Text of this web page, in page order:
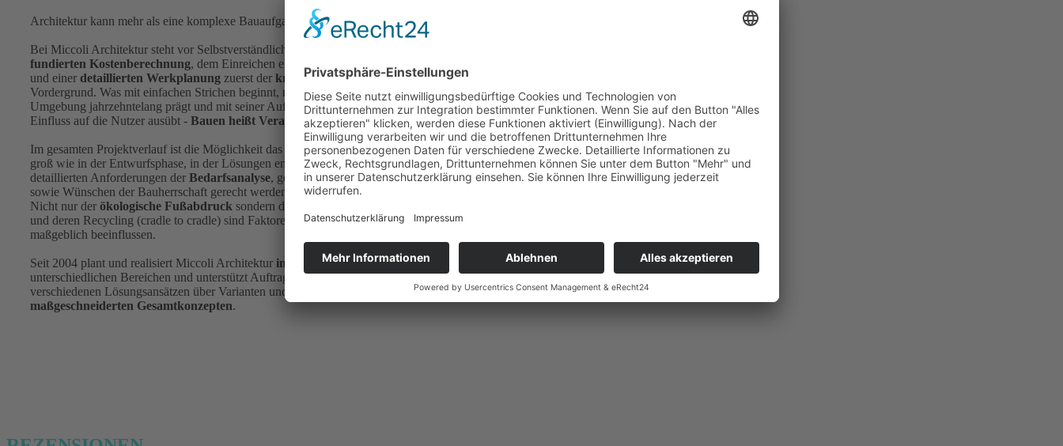
Architektur kann mehr als eine komplexe Bauaufgabe zu lösen!
Bei Miccoli Architektur steht vor Selbstverständlichkeiten wie einer
fundierten Kostenberechnung, dem Einreichen eines
und einer detaillierten Werkplanung zuerst der kreative Gestaltungsprozessim
Vordergrund. Was mit einfachen Strichen beginnt, mündet in einem Bauwerk, das seine
Umgebung jahrzehntelang prägt und mit seiner Aufenthaltsqualität und Atmosphäre
Einfluss auf die Nutzer ausübt - Bauen heißt Verantwortung.
Im gesamten Projektverlauf ist die Möglichkeit das Ergebnis zu lenken nie wieder so
groß wie in der Entwurfsphase, in der Lösungen entwickelt werden, die den
detaillierten Anforderungen der Bedarfsanalyse, gesetzlichen Rahmenbedingugen
sowie Wünschen der Bauherrschaft gerecht werden.
Nicht nur der ökologische Fußabdruck sondern der gesamte Umgang mit Ressourcen
und deren Recycling (cradle to cradle) sind Faktoren, die heutige Planungen
maßgeblich beeinflussen.
Seit 2004 plant und realisiert Miccoli Architektur individuelle Entwürfein
unterschiedlichen Bereichen und unterstützt Auftraggeber auf dem Weg von
verschiedenen Lösungsansätzen über Varianten und Alternativen bis hin zu
maßgeschneiderten Gesamtkonzepten.